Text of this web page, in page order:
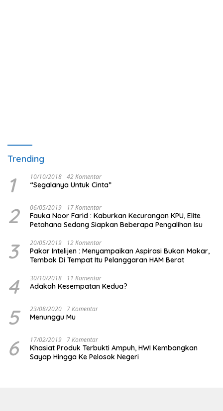
Trending
1 10/10/2018 42 Komentar
“Segalanya Untuk Cinta”
2 06/05/2019 17 Komentar
Fauka Noor Farid : Kaburkan Kecurangan KPU, Elite
Petahana Sedang Siapkan Beberapa Pengalihan Isu
3 20/05/2019 12 Komentar
Pakar Intelijen : Menyampaikan Aspirasi Bukan Makar,
Tembak Di Tempat Itu Pelanggaran HAM Berat
4 30/10/2018 11 Komentar
Adakah Kesempatan Kedua?
5 23/08/2020 7 Komentar
Menunggu Mu
6 17/02/2019 7 Komentar
Khasiat Produk Terbukti Ampuh, HWI Kembangkan
Sayap Hingga Ke Pelosok Negeri